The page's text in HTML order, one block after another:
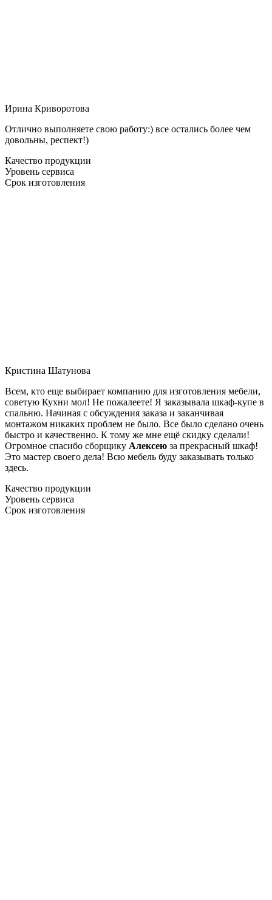
Ирина Криворотова
Отлично выполняете свою работу:) все остались более чем
довольны, респект!)
Качество продукции
Уровень сервиса
Срок изготовления
Кристина Шатунова
Всем, кто еще выбирает компанию для изготовления мебели,
советую Кухни мол! Не пожалеете! Я заказывала шкаф-купе в
спальню. Начиная с обсуждения заказа и заканчивая
монтажом никаких проблем не было. Все было сделано очень
быстро и качественно. К тому же мне ещё скидку сделали!
Огромное спасибо сборщику Алексею за прекрасный шкаф!
Это мастер своего дела! Всю мебель буду заказывать только
здесь.
Качество продукции
Уровень сервиса
Срок изготовления